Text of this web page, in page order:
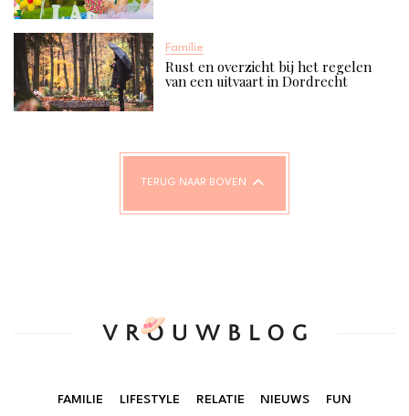
Familie
Rust en overzicht bij het regelen
van een uitvaart in Dordrecht
TERUG NAAR BOVEN
FAMILIE LIFESTYLE RELATIE NIEUWS FUN